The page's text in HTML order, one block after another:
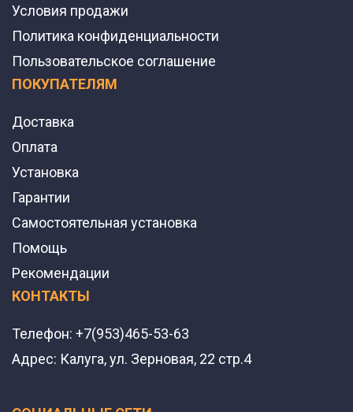
Условия продажи
Политика конфиденциальности
Пользовательское соглашение
ПОКУПАТЕЛЯМ
Доставка
Оплата
Установка
Гарантии
Самостоятельная установка
Помощь
Рекомендации
КОНТАКТЫ
Телефон: +7(953)465-53-63
Адрес: Калуга, ул. Зерновая, 22 стр.4